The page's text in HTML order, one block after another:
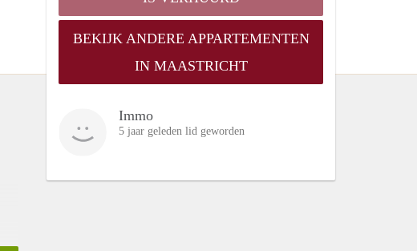
BEKIJK ANDERE APPARTEMENTEN
IN MAASTRICHT
Immo
5 jaar geleden lid geworden